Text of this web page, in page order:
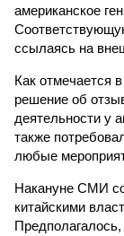
американское
ссылаясь на
Как отмечается
решение об
деятельности у
также
любые
Накануне СМИ
китайскими